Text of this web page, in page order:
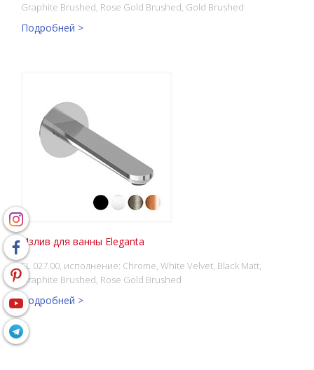
Graphite Brushed, Rose Gold Brushed, Gold Brushed
Подробней >
Излив для ванны Eleganta
EL 027.00, исполнение: Chrome, White Velvet, Black Matt,
Graphite Brushed, Rose Gold Brushed
Подробней >